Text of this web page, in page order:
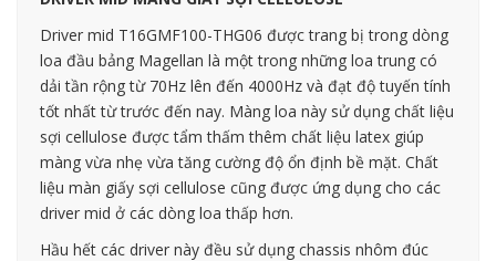
Driver mid T16GMF100-THG06 được trang bị trong dòng
loa đầu bảng Magellan là một trong những loa trung có
dải tần rộng từ 70Hz lên đến 4000Hz và đạt độ tuyến tính
tốt nhất từ trước đến nay. Màng loa này sử dụng chất liệu
sợi cellulose được tẩm thấm thêm chất liệu latex giúp
màng vừa nhẹ vừa tăng cường độ ổn định bề mặt. Chất
liệu màn giấy sợi cellulose cũng được ứng dụng cho các
driver mid ở các dòng loa thấp hơn.
Hầu hết các driver này đều sử dụng chassis nhôm đúc